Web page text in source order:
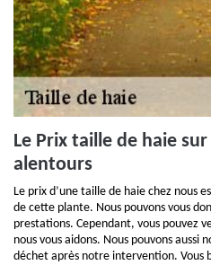
Le Prix taille de haie
alentours
Le prix d’une taille de haie chez nous
de cette plante. Nous pouvons vous
prestations. Cependant, vous pouvez
nous vous aidons. Nous pouvons aussi
déchet après notre intervention. Vous